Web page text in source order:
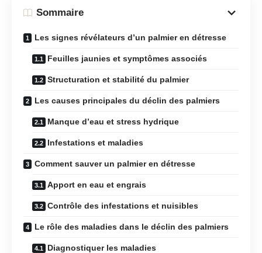
Sommaire
Les signes révélateurs d’un palmier en détresse
Feuilles jaunies et symptômes associés
Structuration et stabilité du palmier
Les causes principales du déclin des palmiers
Manque d’eau et stress hydrique
Infestations et maladies
Comment sauver un palmier en détresse
Apport en eau et engrais
Contrôle des infestations et nuisibles
Le rôle des maladies dans le déclin des palmiers
Diagnostiquer les maladies